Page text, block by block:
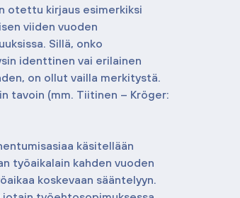
otettu kirjaus esimerkiksi
viiden vuoden
Sillä, onko
identtinen vai erilainen
on ollut vailla merkitystä.
tavoin (mm. Tiitinen – Kröger:
käsitellään
työaikalain kahden vuoden
koskevaan sääntelyyn.